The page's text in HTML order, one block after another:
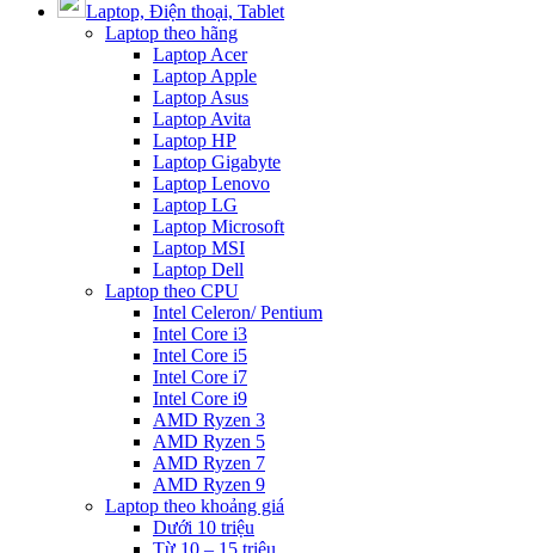
Laptop, Điện thoại, Tablet
Laptop theo hãng
Laptop Acer
Laptop Apple
Laptop Asus
Laptop Avita
Laptop HP
Laptop Gigabyte
Laptop Lenovo
Laptop LG
Laptop Microsoft
Laptop MSI
Laptop Dell
Laptop theo CPU
Intel Celeron/ Pentium
Intel Core i3
Intel Core i5
Intel Core i7
Intel Core i9
AMD Ryzen 3
AMD Ryzen 5
AMD Ryzen 7
AMD Ryzen 9
Laptop theo khoảng giá
Dưới 10 triệu